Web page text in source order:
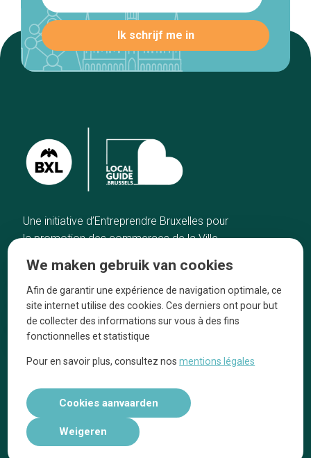
Une initiative d’Entreprendre Bruxelles pour
la promotion des commerces de la Ville
Home
De beste adressen
Blog
Winkelwijken
Tops 10
De ambachtslieden
Over ons
Ze praten over ons!
kennisgevingen
We maken gebruik van cookies
Afin de garantir une expérience de navigation optimale, ce
site internet utilise des cookies. Ces derniers ont pour but
de collecter des informations sur vous à des fins
fonctionnelles et statistique
Pour en savoir plus, consultez nosmentions légales
Cookies aanvaarden
Weigeren